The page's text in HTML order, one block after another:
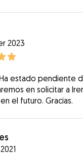
2023
estado pendiente
en solicitar a
el futuro. Gracias.